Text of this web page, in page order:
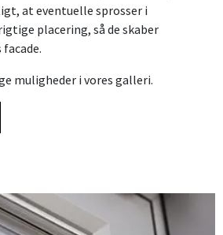
at eventuelle sprosser i
placering, så de skaber
muligheder i vores galleri.